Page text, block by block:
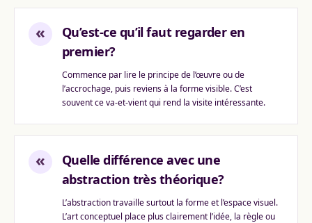
«
Qu’est-ce qu’il faut regarder en
premier?
Commence par lire le principe de l’œuvre ou de
l’accrochage, puis reviens à la forme visible. C’est
souvent ce va-et-vient qui rend la visite intéressante.
«
Quelle différence avec une
abstraction très théorique?
L’abstraction travaille surtout la forme et l’espace visuel.
L’art conceptuel place plus clairement l’idée, la règle ou